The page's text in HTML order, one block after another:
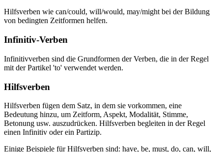
Hilfsverben wie can/could, will/would, may/might bei der Bildung
von bedingten Zeitformen helfen.
Infinitiv-Verben
Infinitivverben sind die Grundformen der Verben, die in der Regel
mit der Partikel 'to' verwendet werden.
Hilfsverben
Hilfsverben fügen dem Satz, in dem sie vorkommen, eine
Bedeutung hinzu, um Zeitform, Aspekt, Modalität, Stimme,
Betonung usw. auszudrücken. Hilfsverben begleiten in der Regel
einen Infinitiv oder ein Partizip.
Einige Beispiele für Hilfsverben sind: have, be, must, do, can, will,